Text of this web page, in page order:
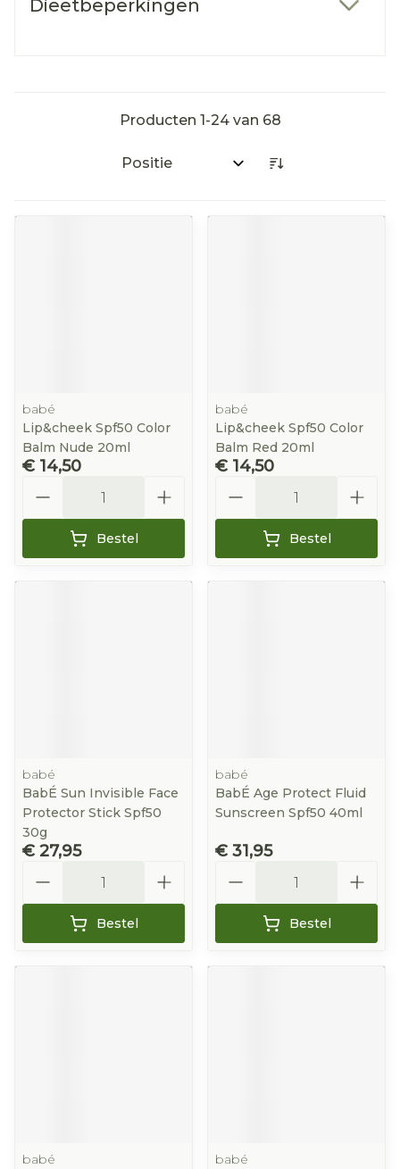
Dieetbeperkingen
Producten 1-24van 68
Sorteer op:
babé
Lip&cheek Spf50 Color
Balm Nude 20ml
€ 14,50
Bestel
babé
Lip&cheek Spf50 Color
Balm Red 20ml
€ 14,50
Bestel
babé
BabÉ Sun Invisible Face
Protector Stick Spf50
30g
€ 27,95
Bestel
babé
BabÉ Age Protect Fluid
Sunscreen Spf50 40ml
€ 31,95
Bestel
babé
babé